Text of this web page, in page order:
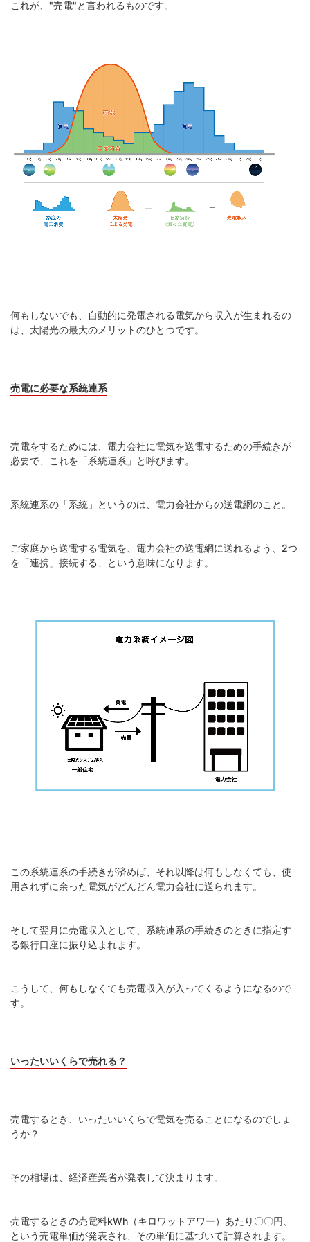
これが、"売電"と言われるものです。
何もしないでも、自動的に発電される電気から収入が生まれるの
は、太陽光の最大のメリットのひとつです。
売電に必要な系統連系
売電をするためには、電力会社に電気を送電するための手続きが
必要で、これを「系統連系」と呼びます。
系統連系の「系統」というのは、電力会社からの送電網のこと。
ご家庭から送電する電気を、電力会社の送電網に送れるよう、2つ
を「連携」接続する、という意味になります。
この系統連系の手続きが済めば、それ以降は何もしなくても、使
用されずに余った電気がどんどん電力会社に送られます。
そして翌月に売電収入として、系統連系の手続きのときに指定す
る銀行口座に振り込まれます。
こうして、何もしなくても売電収入が入ってくるようになるので
す。
いったいいくらで売れる？
売電するとき、いったいいくらで電気を売ることになるのでしょ
うか？
その相場は、経済産業省が発表して決まります。
売電するときの売電料kWh（キロワットアワー）あたり〇〇円、
という売電単価が発表され、その単価に基づいて計算されます。